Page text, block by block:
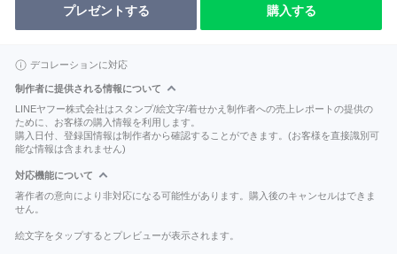
プレゼントする 購入する
デコレーションに対応
制作者に提供される情報について
LINEヤフー株式会社はスタンプ/絵文字/着せかえ制作者への売上レポートの提供の
ために、お客様の購入情報を利用します。
購入日付、登録国情報は制作者から確認することができます。(お客様を直接識別可
能な情報は含まれません)
対応機能について
著作者の意向により非対応になる可能性があります。購入後のキャンセルはできま
せん。
絵文字をタップするとプレビューが表示されます。